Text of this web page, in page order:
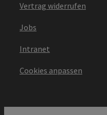
Vertrag widerrufen
Jobs
Intranet
Cookies anpassen